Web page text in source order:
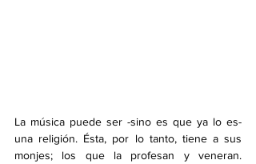
La música puede ser -sino es que ya lo es-
una religión. Ésta, por lo tanto, tiene a sus
monjes; los que la profesan y veneran.